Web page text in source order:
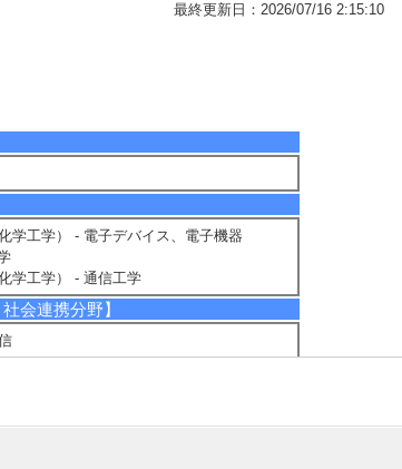
最終更新日：2026/07/16 2:15:10
学工学） - 電子デバイス、電子機器
学工学） - 通信工学
会連携分野】